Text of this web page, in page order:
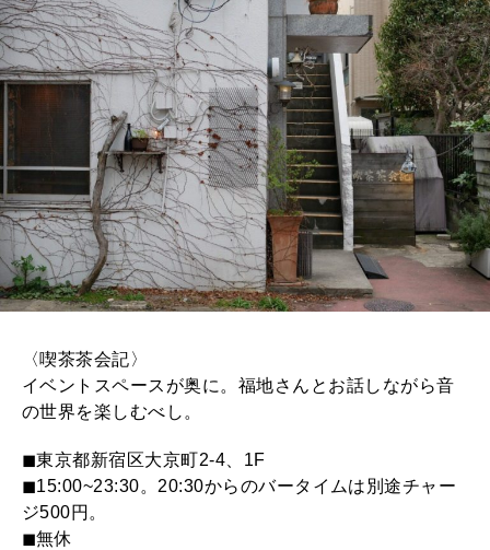
〈喫茶茶会記〉
イベントスペースが奥に。福地さんとお話しながら音
の世界を楽しむべし。
◼︎東京都新宿区大京町2-4、1F
◼︎15:00~23:30。20:30からのバータイムは別途チャー
ジ500円。
◼︎無休